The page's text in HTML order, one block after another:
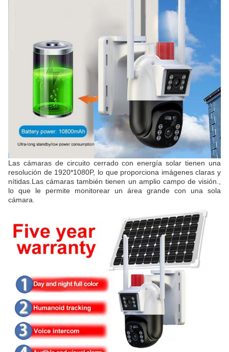
Las cámaras de circuito cerrado con energía solar tienen una
resolución de 1920*1080P, lo que proporciona imágenes claras y
nítidas.Las cámaras también tienen un amplio campo de visión.,
lo que le permite monitorear un área grande con una sola
cámara.